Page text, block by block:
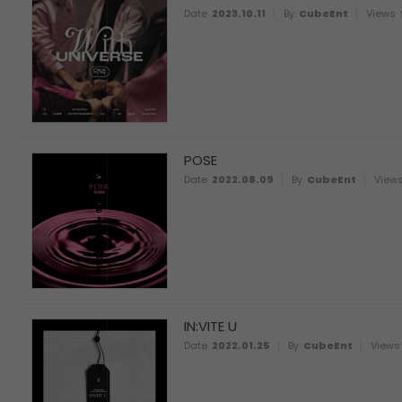
Date 2023.10.11 By CubeEnt Views
POSE
Date 2022.08.09 By CubeEnt Views
IN:VITE U
Date 2022.01.25 By CubeEnt Views